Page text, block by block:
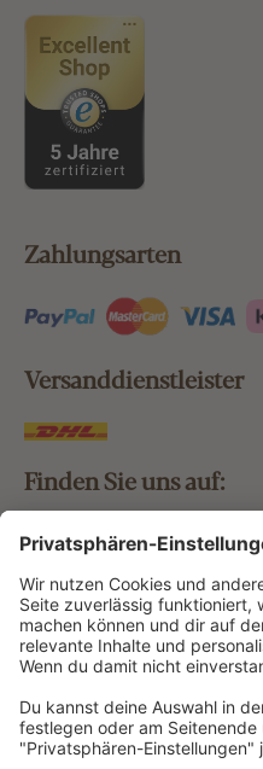
Zahlungsarten
Versanddienstleister
Finden Sie uns auf:
Bestellung widerrufen
Vertrag widerrufen